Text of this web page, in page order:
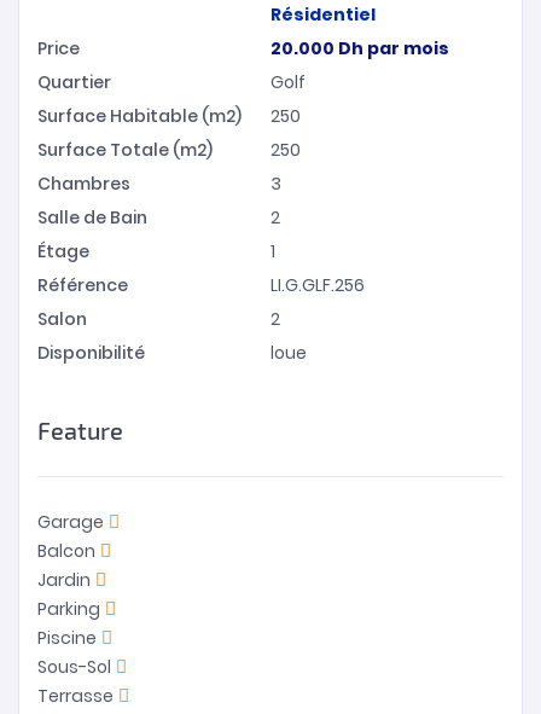
Résidentiel
Price
20.000 Dh par mois
Quartier
Golf
Surface Habitable (m2)
250
Surface Totale (m2)
250
Chambres
3
Salle de Bain
2
Étage
1
Référence
LI.G.GLF.256
Salon
2
Disponibilité
loue
Feature
Garage
Balcon
Jardin
Parking
Piscine
Sous-Sol
Terrasse